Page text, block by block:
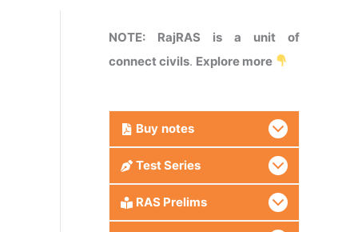
NOTE: RajRAS is a unit of
connect civils. Explore more
Buy notes
Test Series
RAS Prelims